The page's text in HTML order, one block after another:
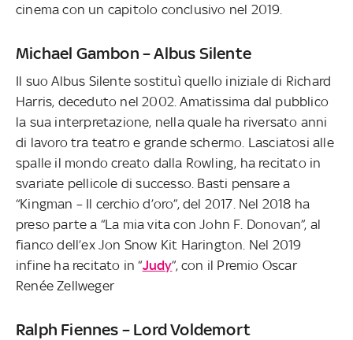
cinema con un capitolo conclusivo nel 2019.
Michael Gambon – Albus Silente
Il suo Albus Silente sostituì quello iniziale di Richard
Harris, deceduto nel 2002. Amatissima dal pubblico
la sua interpretazione, nella quale ha riversato anni
di lavoro tra teatro e grande schermo. Lasciatosi alle
spalle il mondo creato dalla Rowling, ha recitato in
svariate pellicole di successo. Basti pensare a
“Kingman – Il cerchio d’oro”, del 2017. Nel 2018 ha
preso parte a “La mia vita con John F. Donovan”, al
fianco dell’ex Jon Snow Kit Harington. Nel 2019
infine ha recitato in “Judy”, con il Premio Oscar
Renée Zellweger
Ralph Fiennes – Lord Voldemort